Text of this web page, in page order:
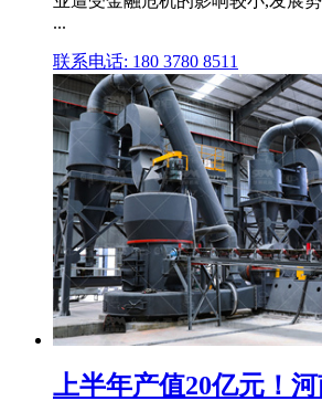
...
联系电话: 180 3780 8511
上半年产值20亿元！